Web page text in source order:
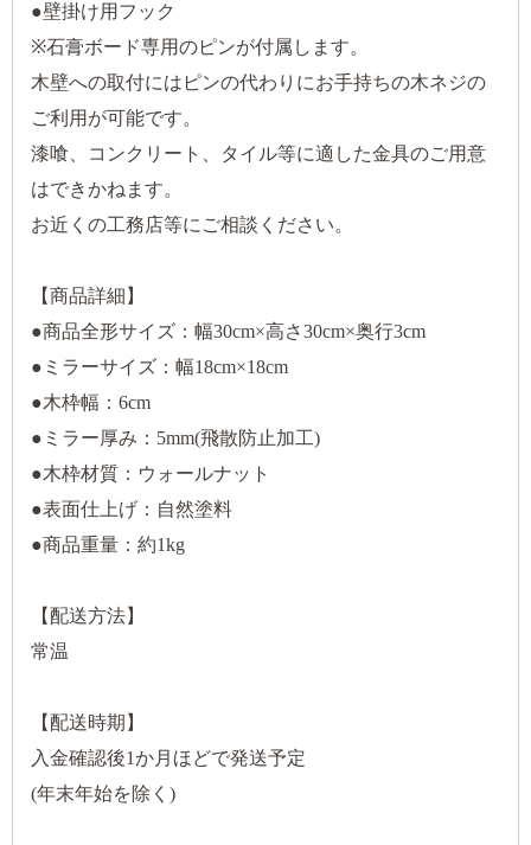
●壁掛け用フック
※石膏ボード専用のピンが付属します。
木壁への取付にはピンの代わりにお手持ちの木ネジの
ご利用が可能です。
漆喰、コンクリート、タイル等に適した金具のご用意
はできかねます。
お近くの工務店等にご相談ください。
【商品詳細】
●商品全形サイズ：幅30cm×高さ30cm×奥行3cm
●ミラーサイズ：幅18cm×18cm
●木枠幅：6cm
●ミラー厚み：5mm(飛散防止加工)
●木枠材質：ウォールナット
●表面仕上げ：自然塗料
●商品重量：約1kg
【配送方法】
常温
【配送時期】
入金確認後1か月ほどで発送予定
(年末年始を除く)